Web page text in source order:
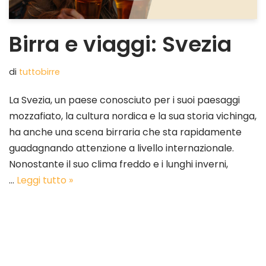
Birra e viaggi: Svezia
di tuttobirre
La Svezia, un paese conosciuto per i suoi paesaggi
mozzafiato, la cultura nordica e la sua storia vichinga,
ha anche una scena birraria che sta rapidamente
guadagnando attenzione a livello internazionale.
Nonostante il suo clima freddo e i lunghi inverni,
… Leggi tutto »